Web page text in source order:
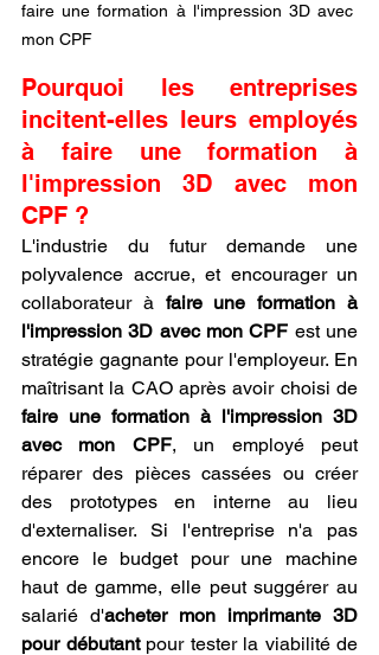
faire une formation à l'impression 3D avec
mon CPF
Pourquoi les entreprises
incitent-elles leurs employés
à faire une formation à
l'impression 3D avec mon
CPF ?
L'industrie du futur demande une
polyvalence accrue, et encourager un
collaborateur à faire une formation à
l'impression 3D avec mon CPF est une
stratégie gagnante pour l'employeur. En
faire une formation à l'impression 3D
avec mon CPF, un employé peut
réparer des pièces cassées ou créer
des prototypes en interne au lieu
d'externaliser. Si l'entreprise n'a pas
encore le budget pour une machine
haut de gamme, elle peut suggérer au
salarié d'acheter mon imprimante 3D
pour débutant pour tester la viabilité de